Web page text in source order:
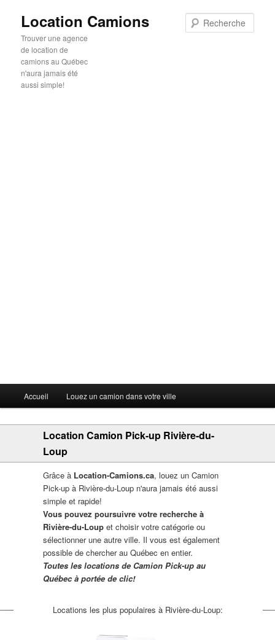
Location Camions
Trouver une agence
de location de
camions au Québec
n'aura jamais été
aussi simple!
Aller au contenu principal
Aller au contenu secondaire
Accueil Louez un camion dans votre ville
Location Camion Pick-up Rivière-du-
Loup
Grâce à Location-Camions.ca, louez un Camion
Pick-up à Rivière-du-Loup n'aura jamais été aussi
simple et rapide!
Vous pouvez poursuivre votre recherche à
Rivière-du-Loup et choisir votre catégorie ou
sélectionner une autre ville. Il vous est également
possible de chercher au Québec en entier.
Toutes les locations de Camion Pick-up au
Québec à portée de clic!
Locations les plus populaires à Rivière-du-Loup: